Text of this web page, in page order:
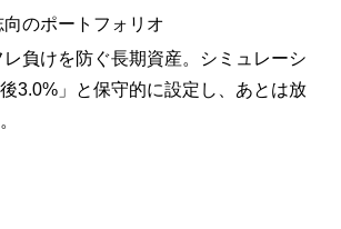
向のポートフォリオ
レ負けを防ぐ長期資産。シミュレーシ
3.0%」と保守的に設定し、あとは放